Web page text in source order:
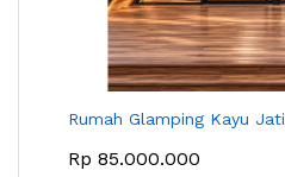
Rumah Glamping Kayu Jati
Rp 85.000.000